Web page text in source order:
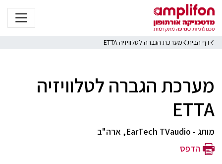
דף הבית מערכת הגברה לטלוויזיה ETTA
מערכת הגברה לטלוויזיה
ETTA
מותג - EarTech TVaudio, ארה"ב
הדפס